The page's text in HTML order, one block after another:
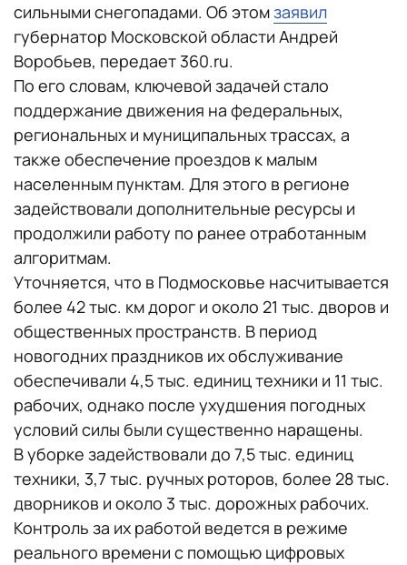
сильными снегопадами. Об этомзаявил
губернатор Московской области Андрей
Воробьев, передает 360.ru.
По его словам, ключевой задачей стало
поддержание движения на федеральных,
региональных и муниципальных трассах, а
также обеспечение проездов к малым
населенным пунктам. Для этого в регионе
задействовали дополнительные ресурсы и
продолжили работу по ранее отработанным
алгоритмам.
Уточняется, что в Подмосковье насчитывается
более 42 тыс. км дорог и около 21 тыс. дворов и
общественных пространств. В период
новогодних праздников их обслуживание
обеспечивали 4,5 тыс. единиц техники и 11 тыс.
рабочих, однако после ухудшения погодных
условий силы были существенно наращены.
В уборке задействовали до 7,5 тыс. единиц
техники, 3,7 тыс. ручных роторов, более 28 тыс.
дворников и около 3 тыс. дорожных рабочих.
Контроль за их работой ведется в режиме
реального времени с помощью цифровых